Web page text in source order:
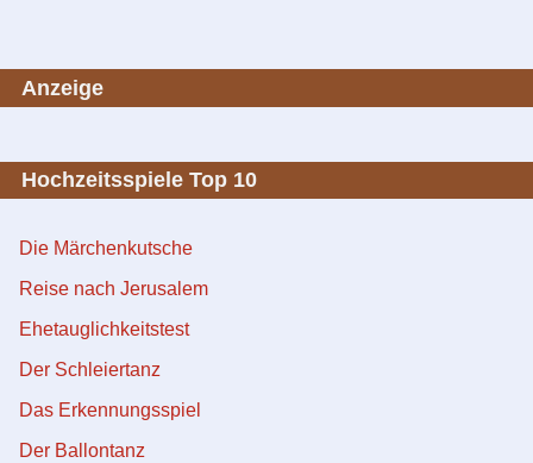
Anzeige
Hochzeitsspiele Top 10
Die Märchenkutsche
Reise nach Jerusalem
Ehetauglichkeitstest
Der Schleiertanz
Das Erkennungsspiel
Der Ballontanz